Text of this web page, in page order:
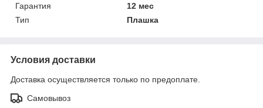
Гарантия
12 мес
Тип
Плашка
Условия доставки
Доставка осуществляется только по предоплате.
Самовывоз